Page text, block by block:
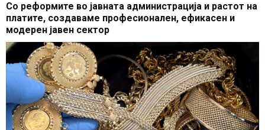
Со реформите во јавната администрација и растот на
платите, создаваме професионален, ефикасен и
модерен јавен сектор